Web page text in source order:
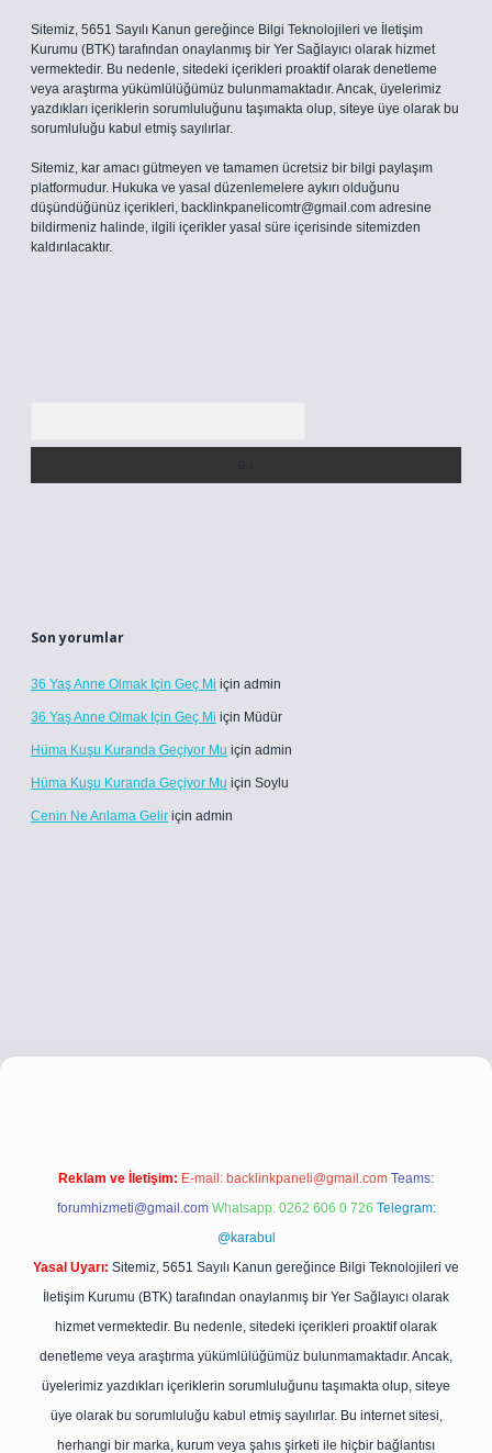
Sitemiz, 5651 Sayılı Kanun gereğince Bilgi Teknolojileri ve İletişim
Kurumu (BTK) tarafından onaylanmış bir Yer Sağlayıcı olarak hizmet
vermektedir. Bu nedenle, sitedeki içerikleri proaktif olarak denetleme
veya araştırma yükümlülüğümüz bulunmamaktadır. Ancak, üyelerimiz
yazdıkları içeriklerin sorumluluğunu taşımakta olup, siteye üye olarak bu
sorumluluğu kabul etmiş sayılırlar.
Sitemiz, kar amacı gütmeyen ve tamamen ücretsiz bir bilgi paylaşım
platformudur. Hukuka ve yasal düzenlemelere aykırı olduğunu
düşündüğünüz içerikleri, backlinkpanelicomtr@gmail.com adresine
bildirmeniz halinde, ilgili içerikler yasal süre içerisinde sitemizden
kaldırılacaktır.
Son yorumlar
36 Yaş Anne Olmak Için Geç Mi için admin
36 Yaş Anne Olmak Için Geç Mi için Müdür
Hüma Kuşu Kuranda Geçiyor Mu için admin
Hüma Kuşu Kuranda Geçiyor Mu için Soylu
Cenin Ne Anlama Gelir için admin
betci girişbetci girişhiltonbet yeni giriş
Reklam ve İletişim: E-mail: backlinkpaneli@gmail.com Teams:
forumhizmeti@gmail.com Whatsapp: 0262 606 0 726 Telegram:
@karabul
Yasal Uyarı: Sitemiz, 5651 Sayılı Kanun gereğince Bilgi Teknolojileri ve
İletişim Kurumu (BTK) tarafından onaylanmış bir Yer Sağlayıcı olarak
hizmet vermektedir. Bu nedenle, sitedeki içerikleri proaktif olarak
denetleme veya araştırma yükümlülüğümüz bulunmamaktadır. Ancak,
üyelerimiz yazdıkları içeriklerin sorumluluğunu taşımakta olup, siteye
üye olarak bu sorumluluğu kabul etmiş sayılırlar. Bu internet sitesi,
herhangi bir marka, kurum veya şahıs şirketi ile hiçbir bağlantısı